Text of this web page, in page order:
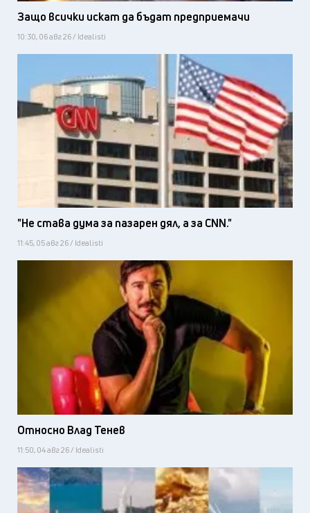
Защо всички искат да бъдат предприемачи
10:30, 06 авг 26 / Idealisti
"Не става дума за пазарен дял, а за CNN."
11:45, 05 авг 26 / Idealisti
Относно Влад Тенев
11:50, 04 авг 26 / Idealisti